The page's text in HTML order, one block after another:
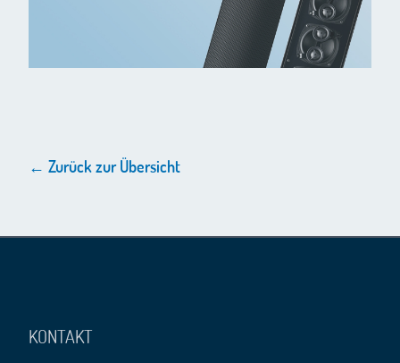
← Zurück zur Übersicht
KONTAKT